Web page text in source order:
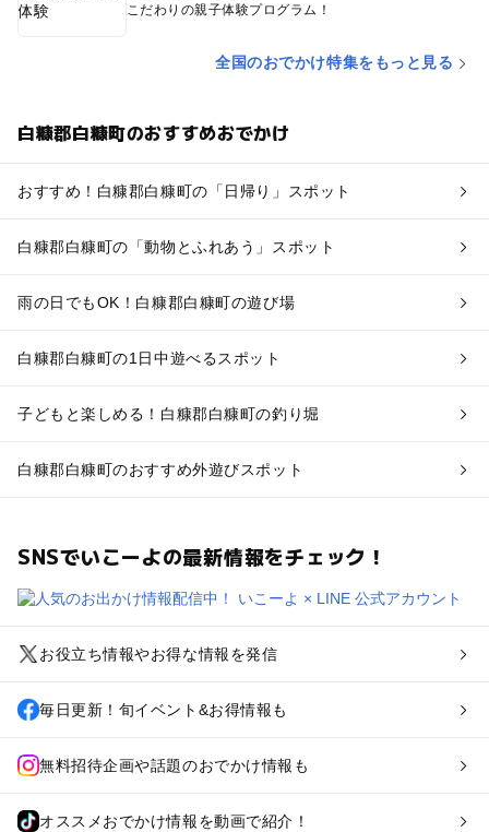
こだわりの親子体験プログラム！
全国のおでかけ特集をもっと見る
白糠郡白糠町のおすすめおでかけ
おすすめ！白糠郡白糠町の「日帰り」スポット
白糠郡白糠町の「動物とふれあう」スポット
雨の日でもOK！白糠郡白糠町の遊び場
白糠郡白糠町の1日中遊べるスポット
子どもと楽しめる！白糠郡白糠町の釣り堀
白糠郡白糠町のおすすめ外遊びスポット
SNSでいこーよの最新情報をチェック！
お役立ち情報やお得な情報を発信
毎日更新！旬イベント&お得情報も
無料招待企画や話題のおでかけ情報も
オススメおでかけ情報を動画で紹介！